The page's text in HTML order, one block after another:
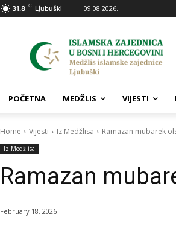
31.8 C Ljubuški 09.08.2026.
POČETNA MEDŽLIS VIJESTI
Home Vijesti Iz Medžlisa Ramazan mubarek
Iz Medžlisa
Ramazan
February 18, 2026